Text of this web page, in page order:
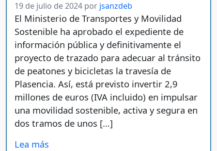
19 de julio de 2024 por jsanzdeb
El Ministerio de Transportes y Movilidad
Sostenible ha aprobado el expediente de
información pública y definitivamente el
proyecto de trazado para adecuar al tránsito
de peatones y bicicletas la travesía de
Plasencia. Así, está previsto invertir 2,9
millones de euros (IVA incluido) en impulsar
una movilidad sostenible, activa y segura en
dos tramos de unos […]
Lea más